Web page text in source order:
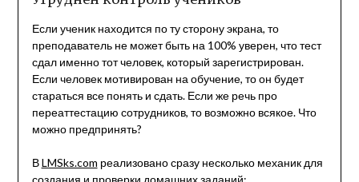
Если ученик находится по ту сторону экрана, то
преподаватель не может быть на 100% уверен, что тест
сдал именно тот человек, который зарегистрирован.
Если человек мотивирован на обучение, то он будет
стараться все понять и сдать. Если же речь про
переаттестацию сотрудников, то возможно всякое. Что
можно предпринять?
ВLMSks.com реализовано сразу несколько механик для
создания и проверки домашних заданий: